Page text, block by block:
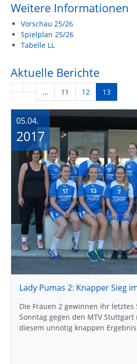
Weitere Informationen
Vorschau 25/26
Spielplan 25/26
Tabelle LL
Aktuelle Berichte
… 11 12 13
Lady Pumas 2: Knapper Sieg
Die Frauen 2 gewinnen ihr letztes
Sonntag gegen den MTV
diesem unnötig knappen
05.04.
2017